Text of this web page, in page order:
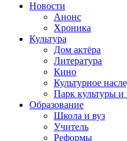
Новости
Анонс
Хроника
Культура
Дом актёра
Литература
Кино
Культурное
Парк культуры и
Образование
Школа и вуз
Учитель
Реформы